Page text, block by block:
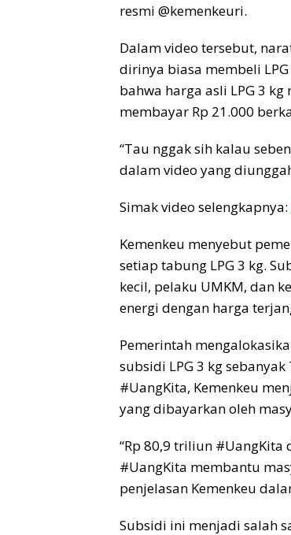
resmi @kemenkeuri.
Dalam video tersebut,
dirinya biasa membeli
bahwa harga asli LPG 3
membayar Rp 21.000
“Tau nggak sih kalau
dalam video yang
Simak video selengkapnya:
Kemenkeu menyebut
setiap tabung LPG 3 kg.
kecil, pelaku UMKM, dan
energi dengan harga
Pemerintah
subsidi LPG 3 kg
#UangKita, Kemenkeu
yang dibayarkan oleh
“Rp 80,9 triliun #UangKita
#UangKita membantu
penjelasan Kemenkeu
Subsidi ini menjadi salah